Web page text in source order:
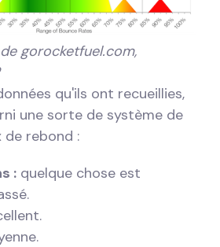
gorocketfuel.com,
qu'ils ont recueillies,
une sorte de système de
rebond :
: quelque chose est